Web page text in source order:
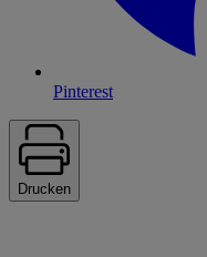
Pinterest
Drucken